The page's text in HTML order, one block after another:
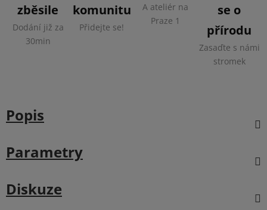
zběsile
Dodání již za
30min
komunitu
Přidejte se!
A ateliér na
Praze 1
se o
přírodu
Zasaďte s námi
stromek
Popis
Parametry
Diskuze